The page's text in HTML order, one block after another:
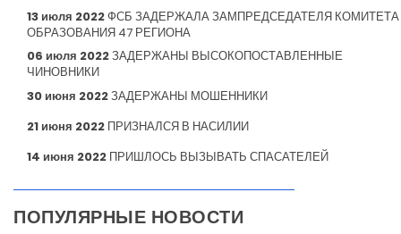
13 июля 2022ФСБ ЗАДЕРЖАЛА ЗАМПРЕДСЕДАТЕЛЯ КОМИТЕТА
ОБРАЗОВАНИЯ 47 РЕГИОНА
06 июля 2022ЗАДЕРЖАНЫ ВЫСОКОПОСТАВЛЕННЫЕ
ЧИНОВНИКИ
30 июня 2022ЗАДЕРЖАНЫ МОШЕННИКИ
21 июня 2022 ПРИЗНАЛСЯ В НАСИЛИИ
14 июня 2022 ПРИШЛОСЬ ВЫЗЫВАТЬ СПАСАТЕЛЕЙ
ПОПУЛЯРНЫЕ НОВОСТИ